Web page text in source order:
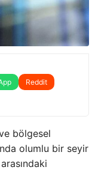
Reddit
bölgesel
olumlu bir seyir